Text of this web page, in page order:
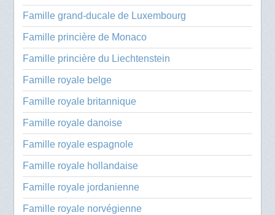
Famille grand-ducale de Luxembourg
Famille princière de Monaco
Famille princière du Liechtenstein
Famille royale belge
Famille royale britannique
Famille royale danoise
Famille royale espagnole
Famille royale hollandaise
Famille royale jordanienne
Famille royale norvégienne